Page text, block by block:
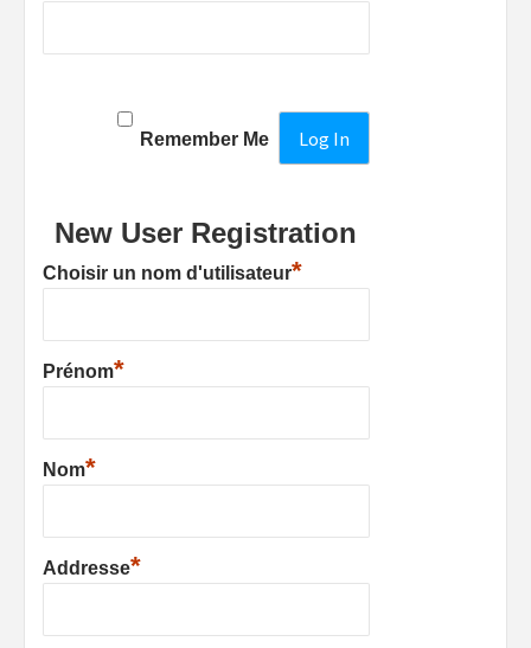
Remember Me
New User Registration
Choisir un nom d'utilisateur*
Prénom*
Nom*
Addresse*